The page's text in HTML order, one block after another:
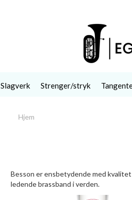
Slagverk Strenger/stryk
Hjem
Besson er ensbetydende med
ledende brassband i verden.